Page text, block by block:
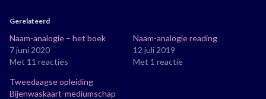
Gerelateerd
Naam-analogie – het boek
7 juni 2020
Met 11 reacties
Naam-analogie reading
12 juli 2019
Met 1 reactie
Tweedaagse opleiding
Bijenwaskaart-mediumschap